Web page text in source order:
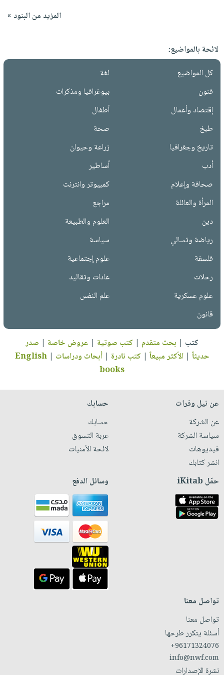
المزيد من البنود »
لائحة بالمواضيع:
كل المواضيع
لغة
فنون
بيوغرافيا ومذكرات
إقتصاد وأعمال
أطفال
طبخ
صحة
تاريخ وجغرافيا
زراعة وحيوان
أدب
أساطير
صحافة وإعلام
كمبيوتر وانترنت
المرأة والعائلة
مراجع
دين
العلوم والطبيعة
رياضة وتسالي
سياسة
فلسفة
علوم إجتماعية
رحلات
عادات وتقاليد
علوم عسكرية
علم النفس
قانون
كتب | بحث متقدم | كتب صوتية | عروض خاصة | صدر
حديثاً |الأكثر مبيعاً | كتب نادرة |أبحاث ودراسات |
English
books
عن نيل وفرات
عن الشركة
سياسة الشركة
فيديوهات
انشر كتابك
حسابك
حسابك
عربة التسوق
لائحة الأمنيات
حمّل iKitab وسائل الدفع
تواصل معنا
تواصل معنا
أسئلة يتكرر طرحها
+96171324076
info@nwf.com
نشرة الإصدارات